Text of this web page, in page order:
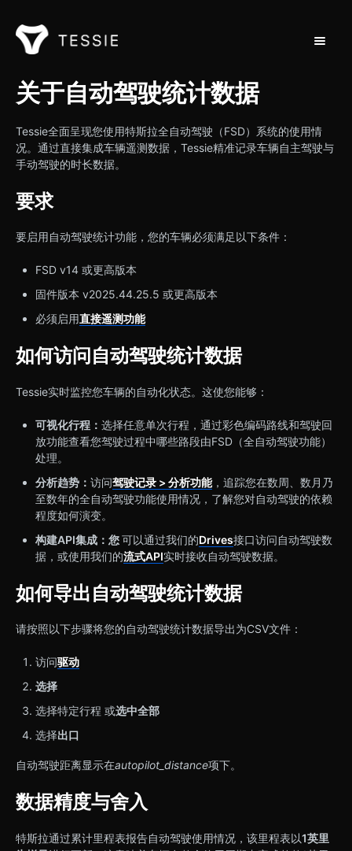
切换导
支持主页
联系方式
关于自动驾驶统计数据
Tessie全面呈现您使用特斯拉全自动驾驶（FSD）系统的使用情
况。通过直接集成车辆遥测数据，Tessie精准记录车辆自主驾驶与
手动驾驶的时长数据。
要求
要启用自动驾驶统计功能，您的车辆必须满足以下条件：
FSD v14 或更高版本
固件版本 v2025.44.25.5 或更高版本
必须启用直接遥测功能
如何访问自动驾驶统计数据
Tessie实时监控您车辆的自动化状态。这使您能够：
可视化行程： 选择任意单次行程，通过彩色编码路线和驾驶回
放功能查看您驾驶过程中哪些路段由FSD（全自动驾驶功能）
处理。
分析趋势： 访问驾驶记录 > 分析功能，追踪您在数周、数月乃
至数年的全自动驾驶功能使用情况，了解您对自动驾驶的依赖
程度如何演变。
构建API集成：您可以通过我们的Drives接口访问自动驾驶数
据，或使用我们的流式API实时接收自动驾驶数据。
如何导出自动驾驶统计数据
请按照以下步骤将您的自动驾驶统计数据导出为CSV文件：
访问驱动
选择
选择特定行程 或选中全部
选择出口
自动驾驶距离显示在autopilot_distance项下。
数据精度与舍入
特斯拉通过累计里程表报告自动驾驶使用情况，该里程表以1英里